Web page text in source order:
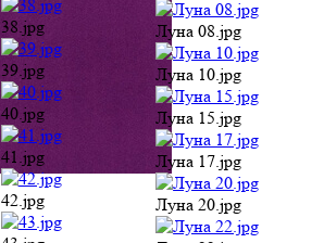
43.jpg
44.jpg
45.jpg
46.jpg
47.jpg
Луна 22.jpg
Луна 25.jpg
Луна 27.jpg
Луна 28.jpg
Луна 31.jpg
Луна 34.jpg